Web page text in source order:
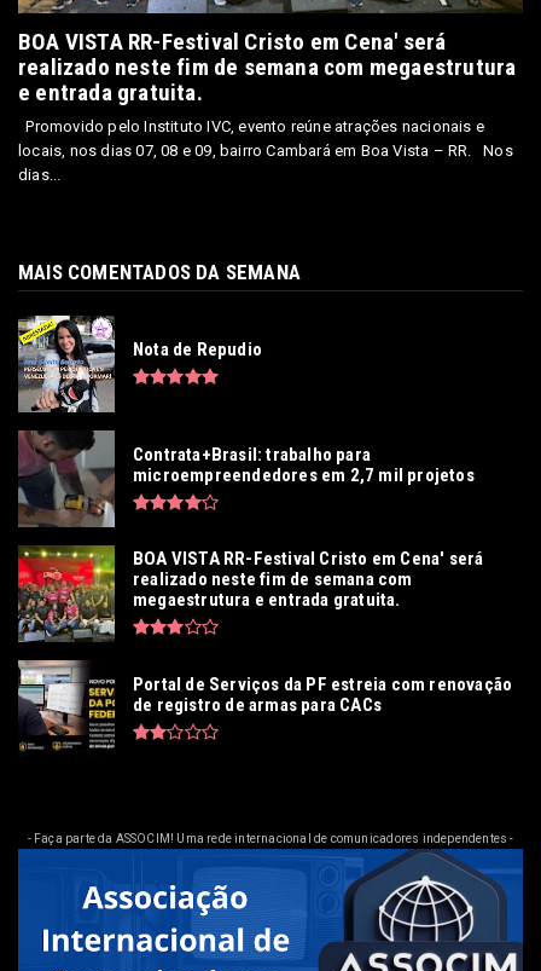
BOA VISTA RR-Festival Cristo em Cena' será
realizado neste fim de semana com megaestrutura
e entrada gratuita.
Promovido pelo Instituto IVC, evento reúne atrações nacionais e
locais, nos dias 07, 08 e 09, bairro Cambará em Boa Vista – RR. Nos
dias...
MAIS COMENTADOS DA SEMANA
Nota de Repudio
Contrata+Brasil: trabalho para
microempreendedores em 2,7 mil projetos
BOA VISTA RR-Festival Cristo em Cena' será
realizado neste fim de semana com
megaestrutura e entrada gratuita.
Portal de Serviços da PF estreia com renovação
de registro de armas para CACs
- Faça parte da ASSOCIM! Uma rede internacional de comunicadores independentes -